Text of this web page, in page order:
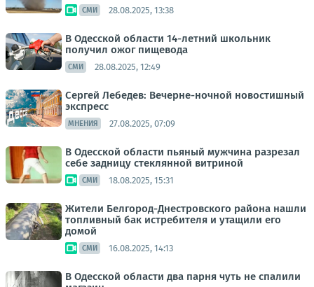
СМИ 28.08.2025, 13:38
В Одесской области 14-летний школьник
получил ожог пищевода
СМИ 28.08.2025, 12:49
Сергей Лебедев: Вечерне-ночной новостишный
экспресс
МНЕНИЯ 27.08.2025, 07:09
В Одесской области пьяный мужчина разрезал
себе задницу стеклянной витриной
СМИ 18.08.2025, 15:31
Жители Белгород-Днестровского района нашли
топливный бак истребителя и утащили его
домой
СМИ 16.08.2025, 14:13
В Одесской области два парня чуть не спалили